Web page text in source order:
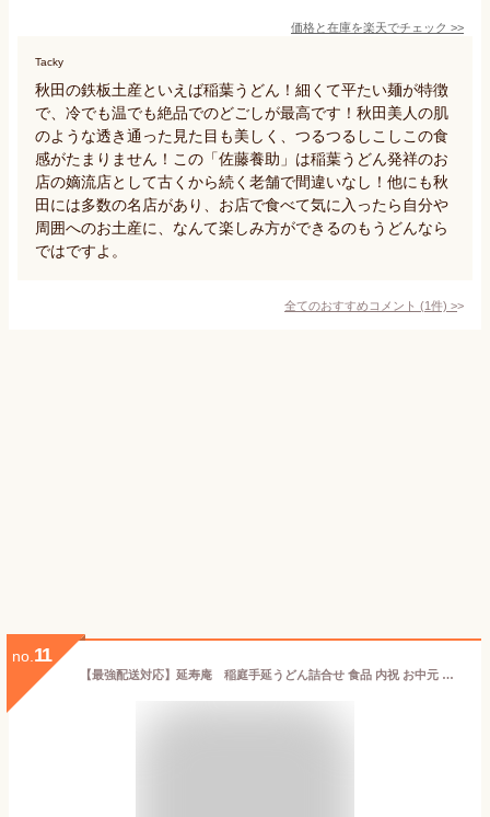
価格と在庫を楽天でチェック >>
Tacky
秋田の鉄板土産といえば稲葉うどん！細くて平たい麺が特徴
で、冷でも温でも絶品でのどごしが最高です！秋田美人の肌
のような透き通った見た目も美しく、つるつるしこしこの食
感がたまりません！この「佐藤養助」は稲葉うどん発祥のお
店の嫡流店として古くから続く老舗で間違いなし！他にも秋
田には多数の名店があり、お店で食べて気に入ったら自分や
周囲へのお土産に、なんて楽しみ方ができるのもうどんなら
ではですよ。
全てのおすすめコメント (1件) >
no. 11
【最強配送対応】延寿庵 稲庭手延うどん詰合せ 食品 内祝 お中元 お歳暮 香典返し EG4-15-2 ランキング ギフト うどん 稲庭うどん 秋田名産品 おみやげ お土産 世界のトップシェフが認めた味 プレゼント 御礼 七五三 母の日 父の日 出産内祝い 料理 自宅 敬老の日